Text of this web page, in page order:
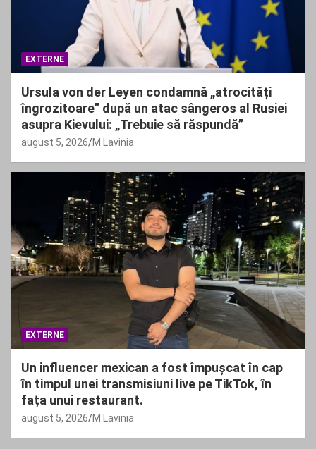
EXTERNE
Ursula von der Leyen condamnă „atrocități
îngrozitoare” după un atac sângeros al Rusiei
asupra Kievului: „Trebuie să răspundă”
august 5, 2026 M Lavinia
EXTERNE
Un influencer mexican a fost împușcat în cap
în timpul unei transmisiuni live pe TikTok, în
fața unui restaurant.
august 5, 2026 M Lavinia